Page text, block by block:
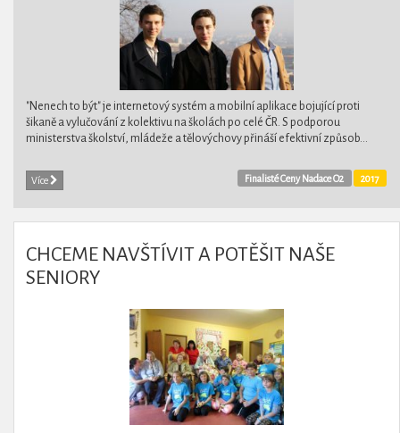
"Nenech to být" je internetový systém a mobilní aplikace bojující proti
šikaně a vylučování z kolektivu na školách po celé ČR. S podporou
ministerstva školství, mládeže a tělovýchovy přináší efektivní způsob...
Více 2017
Finalisté Ceny Nadace O2
CHCEME NAVŠTÍVIT A POTĚŠIT NAŠE
SENIORY